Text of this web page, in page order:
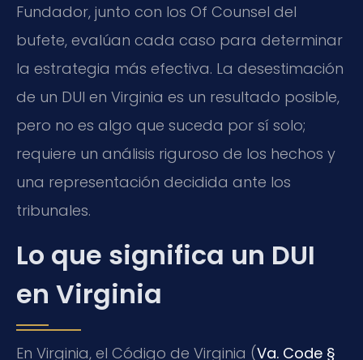
Fundador, junto con los Of Counsel del
bufete, evalúan cada caso para determinar
la estrategia más efectiva. La desestimación
de un DUI en Virginia es un resultado posible,
pero no es algo que suceda por sí solo;
requiere un análisis riguroso de los hechos y
una representación decidida ante los
tribunales.
Lo que significa un DUI
en Virginia
En Virginia, el Código de Virginia (Va. Code §